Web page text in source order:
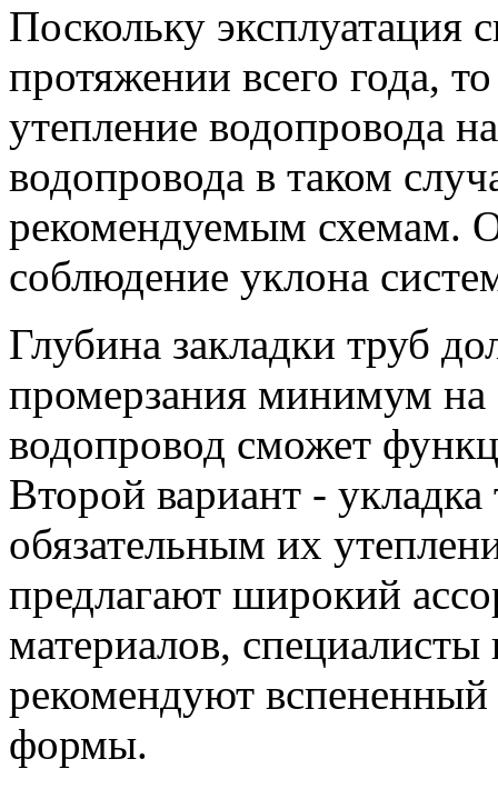
Поскольку эксплуатация
протяжении всего года,
утепление водопровода
водопровода в таком
рекомендуемым схемам.
соблюдение уклона
Глубина закладки труб
промерзания минимум на
водопровод сможет
Второй вариант -
обязательным их
предлагают широкий
материалов,
рекомендуют
формы.